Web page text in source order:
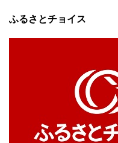
ふるさとチョイス